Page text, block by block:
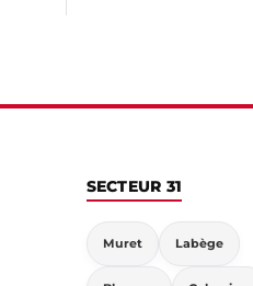
SECTEUR 31
Muret Labège